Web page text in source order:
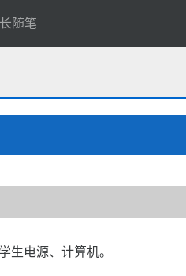
随笔
生电源、计算机。